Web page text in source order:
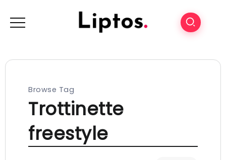
Browse Tag
Trottinette
freestyle